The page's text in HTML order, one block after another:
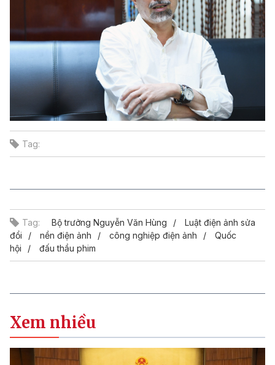
Tag:
Tag: Bộ trưởng Nguyễn Văn Hùng
Luật điện ảnh sửa
đổi
nền điện ảnh công nghiệp điện ảnh
Quốc
hội
đấu thầu phim
Xem nhiều